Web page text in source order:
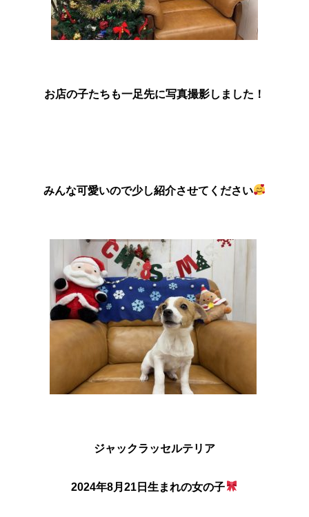
お店の子たちも一足先に写真撮影しました！
みんな可愛いので少し紹介させてください
ジャックラッセルテリア
2024年8月21日生まれの女の子